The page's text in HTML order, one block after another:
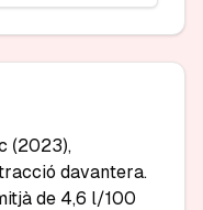
(2023),
davantera.
de 4,6 l/100